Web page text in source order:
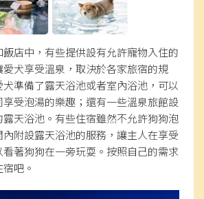
店中，有些提供設有允許寵物入住的
犬享受溫泉，取決於各家旅宿的規
準備了露天浴池或者室內浴池，可以
受泡湯的樂趣；還有一些溫泉旅館設
天浴池。有些住宿雖然不允許狗狗泡
附設露天浴池的服務，讓主人在享受
著狗狗在一旁玩耍。按照自己的需求
吧。